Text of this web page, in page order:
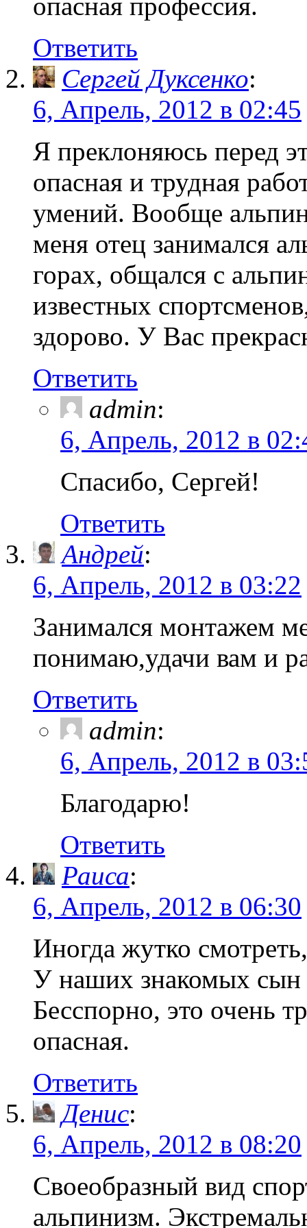
Ответить
Сергей Дуксенко:
6, Апрель, 2012 в 02:45
Я преклоняюсь перед
опасная и трудная
умений. Вообще
меня отец занимался
горах, общался с
известных
здорово. У Вас
Ответить
admin:
6, Апрель, 2012 в
Спасибо, Сергей!
Ответить
Андрей:
6, Апрель, 2012 в 03:22
Занимался монтажем
понимаю,удачи вам и
Ответить
admin:
6, Апрель, 2012 в
Благодарю!
Ответить
Раиса:
6, Апрель, 2012 в 06:30
Иногда жутко
У наших знакомых сын
Бесспорно, это очень
опасная.
Ответить
Денис:
6, Апрель, 2012 в 08:20
Своеобразный вид
альпинизм.